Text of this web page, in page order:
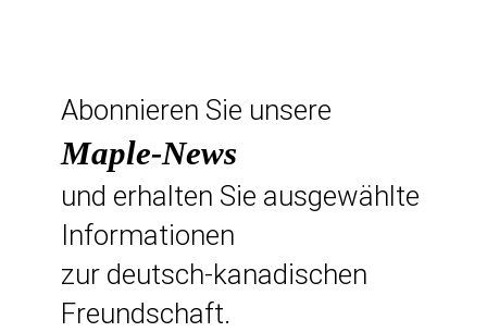
Abonnieren Sie unsere
Maple-News
und erhalten Sie ausgewählte
Informationen
zur deutsch-kanadischen
Freundschaft.